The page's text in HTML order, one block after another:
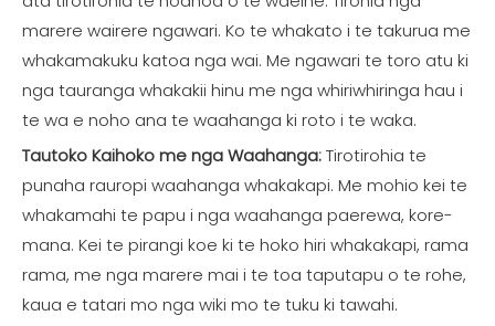
marere wairere ngawari. Ko te whakato i te takurua me
whakamakuku katoa nga wai. Me ngawari te toro atu ki
nga tauranga whakakii hinu me nga whiriwhiringa hau i
te wa e noho ana te waahanga ki roto i te waka.
Tautoko Kaihoko me nga Waahanga:Tirotirohia te
punaha rauropi waahanga whakakapi. Me mohio kei te
whakamahi te papu i nga waahanga paerewa, kore-
mana. Kei te pirangi koe ki te hoko hiri whakakapi, rama
rama, me nga marere mai i te toa taputapu o te rohe,
kaua e tatari mo nga wiki mo te tuku ki tawahi.